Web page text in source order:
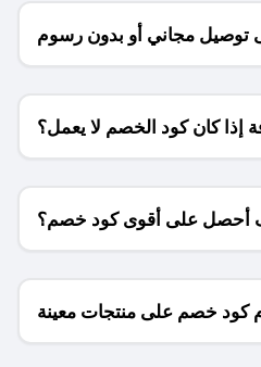
مجاني أو بدون رسوم
الشحن ؟
إذا كان كود الخصم لا يعمل؟
أحصل على أقوى كود خصم؟
كود خصم على منتجات معينة
فقط؟